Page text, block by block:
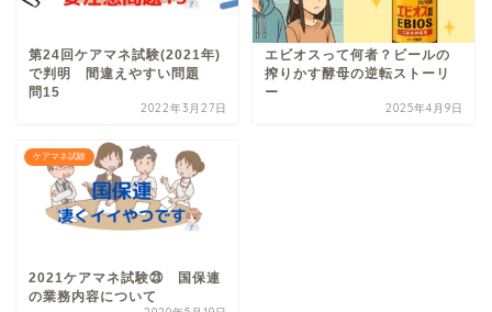
第24回ケアマネ試験(2021年)
で判明 間違えやすい問題
問15
2022年3月27日
エビオスって何者？ビールの
搾りかす酵母の逆転ストーリ
ー
2025年4月9日
ケアマネ試験
2021ケアマネ試験㉓ 国保連
の業務内容について